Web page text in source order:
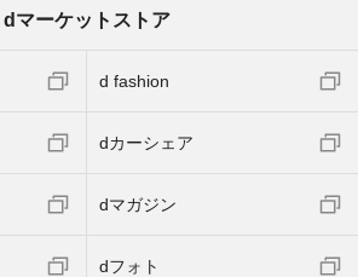
dマーケットストア
d fashion
dカーシェア
dマガジン
dフォト